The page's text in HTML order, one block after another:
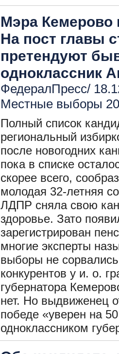
Мэра Кемерово
На пост главы
претендуют
одноклассник
ФедералПресс/
Местные выборы
Полный список
региональный
после новогодних
пока в списке
скорее всего,
молодая 32-летняя
ЛДПР сняла свою
здоровье. Зато
зарегистрирован
многие эксперты
выборы не
конкурентов у и. о.
губернатора
нет. Но выдвиженец
победе «уверен на
одноклассником